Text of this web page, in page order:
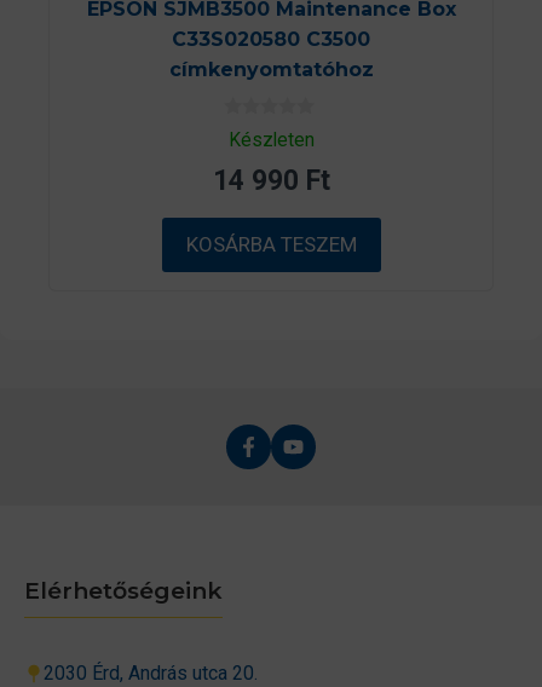
EPSON SJMB3500 Maintenance Box
C33S020580 C3500
címkenyomtatóhoz
0
a
5
b
ő
l
Készleten
14 990 Ft
KOSÁRBA TESZEM
Elérhetőségeink
2030 Érd, András utca 20.